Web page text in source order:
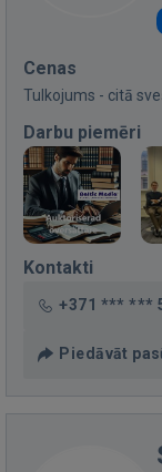
Cenas
Tulkojums - citā
Darbu piemēri
Kontakti
+371 *** ***
Piedāvāt